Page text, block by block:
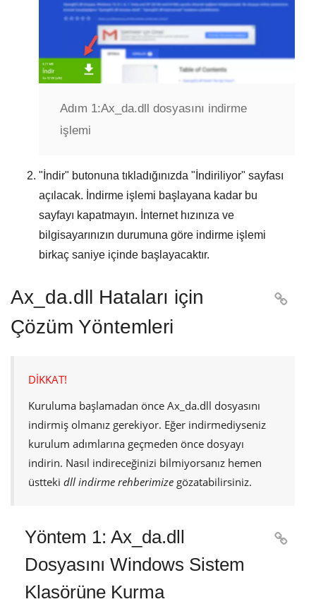
Adım 1:Ax_da.dll dosyasını indirme
işlemi
" İndir" butonuna tıkladığınızda " İndiriliyor" sayfası
açılacak. İndirme işlemi başlayana kadar bu
sayfayı kapatmayın. İnternet hızınıza ve
bilgisayarınızın durumuna göre indirme işlemi
birkaç saniye içinde başlayacaktır.
Ax_da.dll Hataları için
Çözüm Yöntemleri

DİKKAT!
Kuruluma başlamadan önce Ax_da.dll dosyasını
indirmiş olmanız gerekiyor. Eğer indirmediyseniz
kurulum adımlarına geçmeden önce dosyayı
indirin. Nasıl indireceğinizi bilmiyorsanız hemen
üstteki dll indirme rehberimize gözatabilirsiniz.
Yöntem 1: Ax_da.dll
Dosyasını Windows Sistem
Klasörüne Kurma
